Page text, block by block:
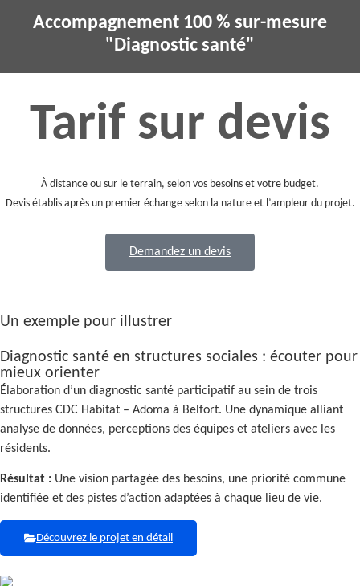
Accompagnement 100 % sur-mesure
"Diagnostic santé"
Tarif sur devis
À distance ou sur le terrain, selon vos besoins et votre budget.
Devis établis après un premier échange selon la nature et l’ampleur du projet.
Demandez un devis
Un exemple pour illustrer
Diagnostic santé en structures sociales : écouter pour
mieux orienter
Élaboration d’un diagnostic santé participatif au sein de trois
structures CDC Habitat – Adoma à Belfort. Une dynamique alliant
analyse de données, perceptions des équipes et ateliers avec les
résidents.
Résultat : Une vision partagée des besoins, une priorité commune
identifiée et des pistes d’action adaptées à chaque lieu de vie.
Découvrez le projet en détail